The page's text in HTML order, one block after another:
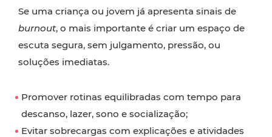
Se uma criança ou jovem já apresenta sinais de
burnout, o mais importante é criar um espaço de
escuta segura, sem julgamento, pressão, ou
soluções imediatas.
Promover rotinas equilibradas com tempo para
descanso, lazer, sono e socialização;
Evitar sobrecargas com explicações e atividades